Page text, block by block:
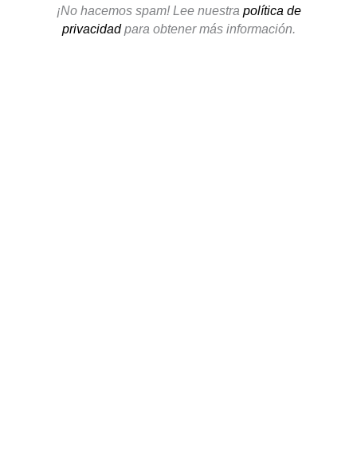
¡No hacemos spam! Lee nuestra política de
privacidadpara obtener más información.